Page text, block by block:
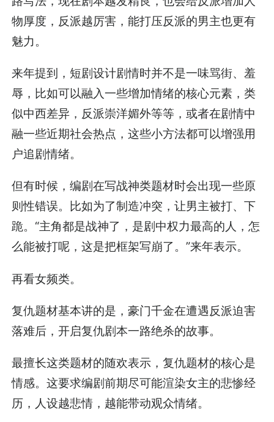
物厚度，反派越厉害，能打压反派的男主也更有
魅力。
来年提到，短剧设计剧情时并不是一味骂街、羞
辱，比如可以融入一些增加情绪的核心元素，类
似中西差异，反派崇洋媚外等等，或者在剧情中
融一些近期社会热点，这些小方法都可以增强用
户追剧情绪。
但有时候，编剧在写战神类题材时会出现一些原
则性错误。比如为了制造冲突，让男主被打、下
跪。“主角都是战神了，是剧中权力最高的人，怎
么能被打呢，这是把框架写崩了。”来年表示。
再看女频类。
复仇题材基本讲的是，豪门千金在遭遇反派迫害
落难后，开启复仇剧本一路绝杀的故事。
最擅长这类题材的随欢表示，复仇题材的核心是
情感。这要求编剧前期尽可能渲染女主的悲惨经
历，人设越悲情，越能带动观众情绪。